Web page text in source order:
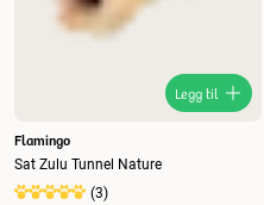
Legg til
Flamingo
Sat Zulu Tunnel Nature
(3)